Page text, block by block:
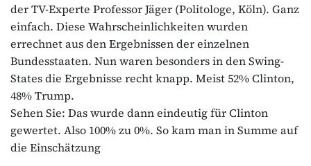
der TV-Experte Professor Jäger (Politologe, Köln). Ganz
einfach. Diese Wahrscheinlichkeiten wurden
errechnet aus den Ergebnissen der einzelnen
Bundesstaaten. Nun waren besonders in den Swing-
States die Ergebnisse recht knapp. Meist 52% Clinton,
48% Trump.
Sehen Sie: Das wurde dann eindeutig für Clinton
gewertet. Also 100% zu 0%. So kam man in Summe auf
die Einschätzung